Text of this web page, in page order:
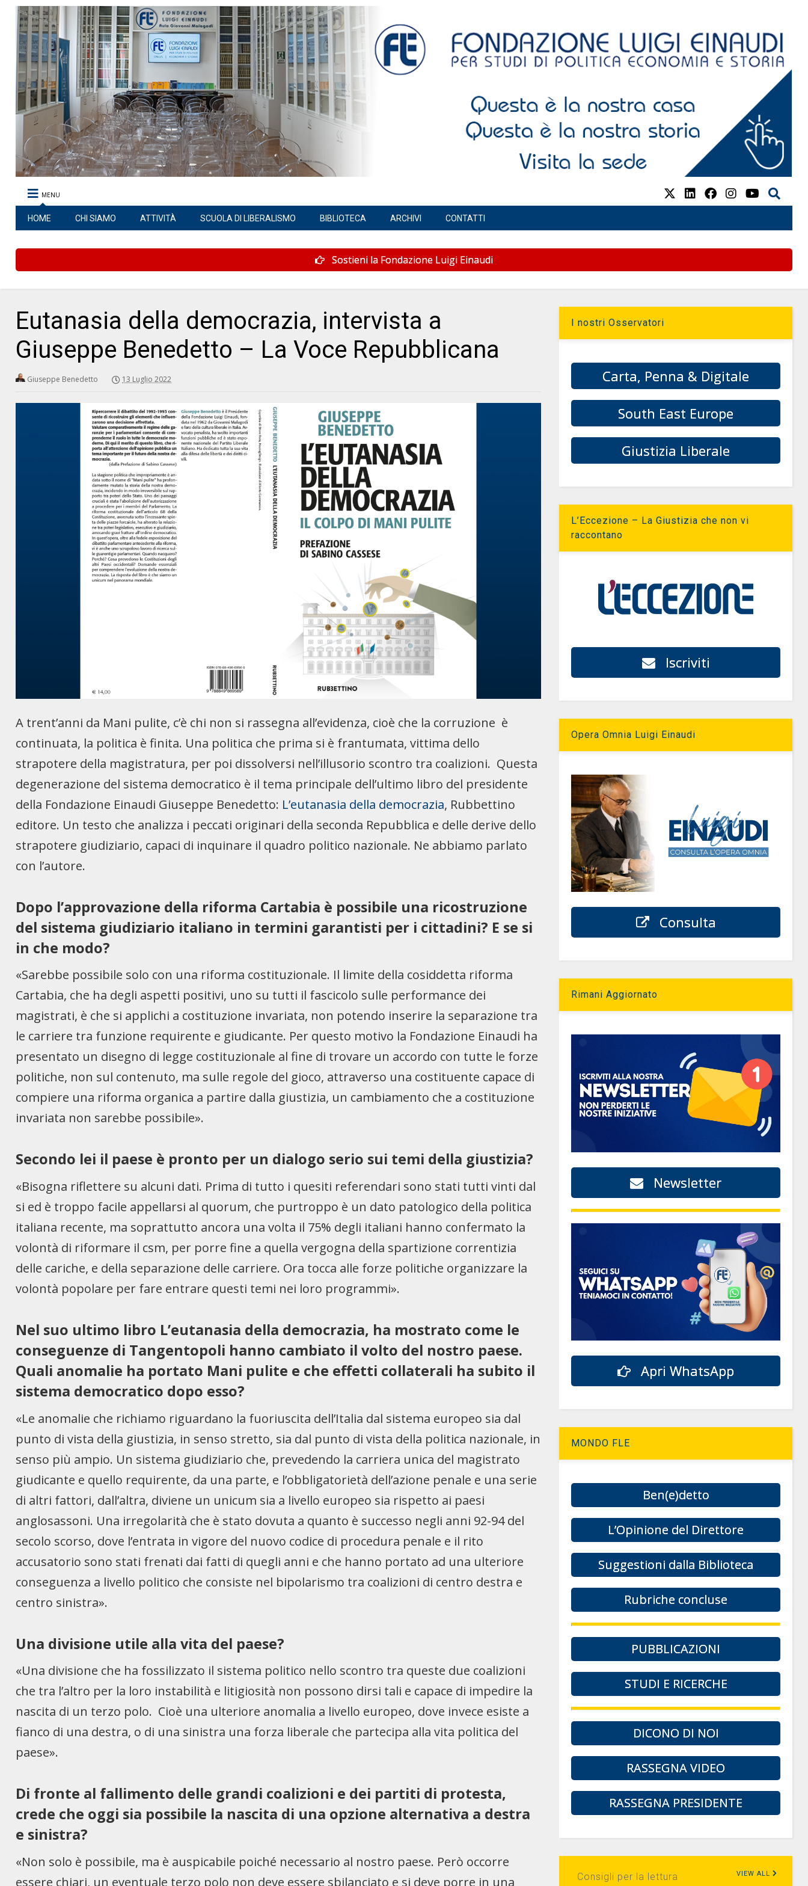
MENU
HOME CHI SIAMO ATTIVITÀ SCUOLA DI LIBERALISMO BIBLIOTECA ARCHIVI CONTATTI
Sostieni la Fondazione Luigi Einaudi
Eutanasia della democrazia, intervista a
Giuseppe Benedetto – La Voce Repubblicana
Giuseppe Benedetto 13 Luglio 2022
A trent’anni da Mani pulite, c’è chi non si rassegna all’evidenza, cioè che la corruzione è
continuata, la politica è finita. Una politica che prima si è frantumata, vittima dello
strapotere della magistratura, per poi dissolversi nell’illusorio scontro tra coalizioni. Questa
degenerazione del sistema democratico è il tema principale dell’ultimo libro del presidente
della Fondazione Einaudi Giuseppe Benedetto: L’eutanasia della democrazia, Rubbettino
editore. Un testo che analizza i peccati originari della seconda Repubblica e delle derive dello
strapotere giudiziario, capaci di inquinare il quadro politico nazionale. Ne abbiamo parlato
con l’autore.
Dopo l’approvazione della riforma Cartabia è possibile una ricostruzione
del sistema giudiziario italiano in termini garantisti per i cittadini? E se si
in che modo?
«Sarebbe possibile solo con una riforma costituzionale. Il limite della cosiddetta riforma
Cartabia, che ha degli aspetti positivi, uno su tutti il fascicolo sulle performance dei
magistrati, è che si applichi a costituzione invariata, non potendo inserire la separazione tra
le carriere tra funzione requirente e giudicante. Per questo motivo la Fondazione Einaudi ha
presentato un disegno di legge costituzionale al fine di trovare un accordo con tutte le forze
politiche, non sul contenuto, ma sulle regole del gioco, attraverso una costituente capace di
compiere una riforma organica a partire dalla giustizia, un cambiamento che a costituzione
invariata non sarebbe possibile».
Secondo lei il paese è pronto per un dialogo serio sui temi della giustizia?
«Bisogna riflettere su alcuni dati. Prima di tutto i quesiti referendari sono stati tutti vinti dal
si ed è troppo facile appellarsi al quorum, che purtroppo è un dato patologico della politica
italiana recente, ma soprattutto ancora una volta il 75% degli italiani hanno confermato la
volontà di riformare il csm, per porre fine a quella vergogna della spartizione correntizia
delle cariche, e della separazione delle carriere. Ora tocca alle forze politiche organizzare la
volontà popolare per fare entrare questi temi nei loro programmi».
Nel suo ultimo libro L’eutanasia della democrazia, ha mostrato come le
conseguenze di Tangentopoli hanno cambiato il volto del nostro paese.
Quali anomalie ha portato Mani pulite e che effetti collaterali ha subito il
sistema democratico dopo esso?
«Le anomalie che richiamo riguardano la fuoriuscita dell’Italia dal sistema europeo sia dal
punto di vista della giustizia, in senso stretto, sia dal punto di vista della politica nazionale, in
senso più ampio. Un sistema giudiziario che, prevedendo la carriera unica del magistrato
giudicante e quello requirente, da una parte, e l’obbligatorietà dell’azione penale e una serie
di altri fattori, dall’altra, diviene un unicum sia a livello europeo sia rispetto ai paesi
anglosassoni. Una irregolarità che è stato dovuta a quanto è successo negli anni 92-94 del
secolo scorso, dove l’entrata in vigore del nuovo codice di procedura penale e il rito
accusatorio sono stati frenati dai fatti di quegli anni e che hanno portato ad una ulteriore
conseguenza a livello politico che consiste nel bipolarismo tra coalizioni di centro destra e
centro sinistra».
Una divisione utile alla vita del paese?
«Una divisione che ha fossilizzato il sistema politico nello scontro tra queste due coalizioni
che tra l’altro per la loro instabilità e litigiosità non possono dirsi tali e capace di impedire la
nascita di un terzo polo. Cioè una ulteriore anomalia a livello europeo, dove invece esiste a
fianco di una destra, o di una sinistra una forza liberale che partecipa alla vita politica del
paese».
Di fronte al fallimento delle grandi coalizioni e dei partiti di protesta,
crede che oggi sia possibile la nascita di una opzione alternativa a destra
e sinistra?
«Non solo è possibile, ma è auspicabile poiché necessario al nostro paese. Però occorre
essere chiari, un eventuale terzo polo non deve essere sbilanciato e si deve porre in una
I nostri Osservatori
Carta, Penna & Digitale
South East Europe
Giustizia Liberale
L’Eccezione – La Giustizia che non vi
raccontano
Iscriviti
Opera Omnia Luigi Einaudi
Consulta
Rimani Aggiornato
Newsletter
Apri WhatsApp
MONDO FLE
Ben(e)detto
L’Opinione del Direttore
Suggestioni dalla Biblioteca
Rubriche concluse
PUBBLICAZIONI
STUDI E RICERCHE
DICONO DI NOI
RASSEGNA VIDEO
RASSEGNA PRESIDENTE
Consigli per la lettura VIEW ALL